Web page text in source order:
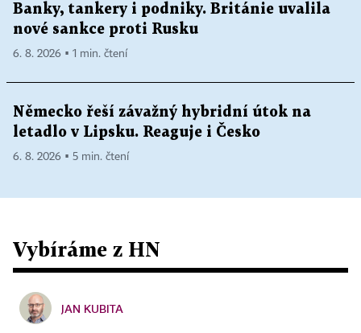
Banky, tankery i podniky. Británie uvalila
nové sankce proti Rusku
6. 8. 2026 ▪ 1 min. čtení
Německo řeší závažný hybridní útok na
letadlo v Lipsku. Reaguje i Česko
6. 8. 2026 ▪ 5 min. čtení
Vybíráme z HN
JAN KUBITA